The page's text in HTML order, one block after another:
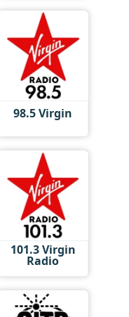
98.5 Virgin
101.3 Virgin
Radio